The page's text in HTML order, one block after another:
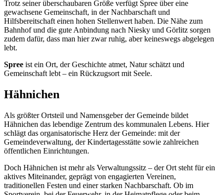
Trotz seiner überschaubaren Größe verfügt Spree über eine
gewachsene Gemeinschaft, in der Nachbarschaft und
Hilfsbereitschaft einen hohen Stellenwert haben. Die Nähe zum
Bahnhof und die gute Anbindung nach Niesky und Görlitz sorgen
zudem dafür, dass man hier zwar ruhig, aber keineswegs abgelegen
lebt.
Spree ist ein Ort, der Geschichte atmet, Natur schätzt und
Gemeinschaft lebt – ein Rückzugsort mit Seele.
Hähnichen
Als größter Ortsteil und Namensgeber der Gemeinde bildet
Hähnichen das lebendige Zentrum des kommunalen Lebens. Hier
schlägt das organisatorische Herz der Gemeinde: mit der
Gemeindeverwaltung, der Kindertagesstätte sowie zahlreichen
öffentlichen Einrichtungen.
Doch Hähnichen ist mehr als Verwaltungssitz – der Ort steht für ein
aktives Miteinander, geprägt von engagierten Vereinen,
traditionellen Festen und einer starken Nachbarschaft. Ob im